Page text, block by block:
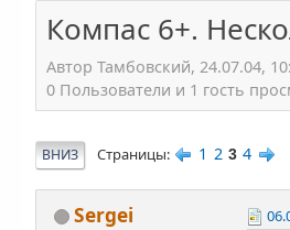
Компас 6+.
Автор Тамбовский, 24.07.04,
0 Пользователи и 1 гость
ВНИЗ Страницы 1 2 3 4
Sergei